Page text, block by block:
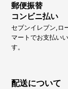
郵便振替
コンビニ払い
セブンイレブン,ロ
マートでお支払い
す。
配送について